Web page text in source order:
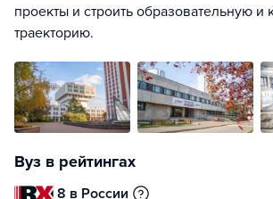
проекты и строить образовательную и
траекторию.
Вуз в рейтингах
8 в России